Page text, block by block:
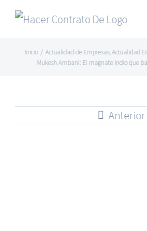
Skip
Inicio / Actualidad de Empresas,Actualidad
Mukesh Ambani: El magnate indio que
Anterior